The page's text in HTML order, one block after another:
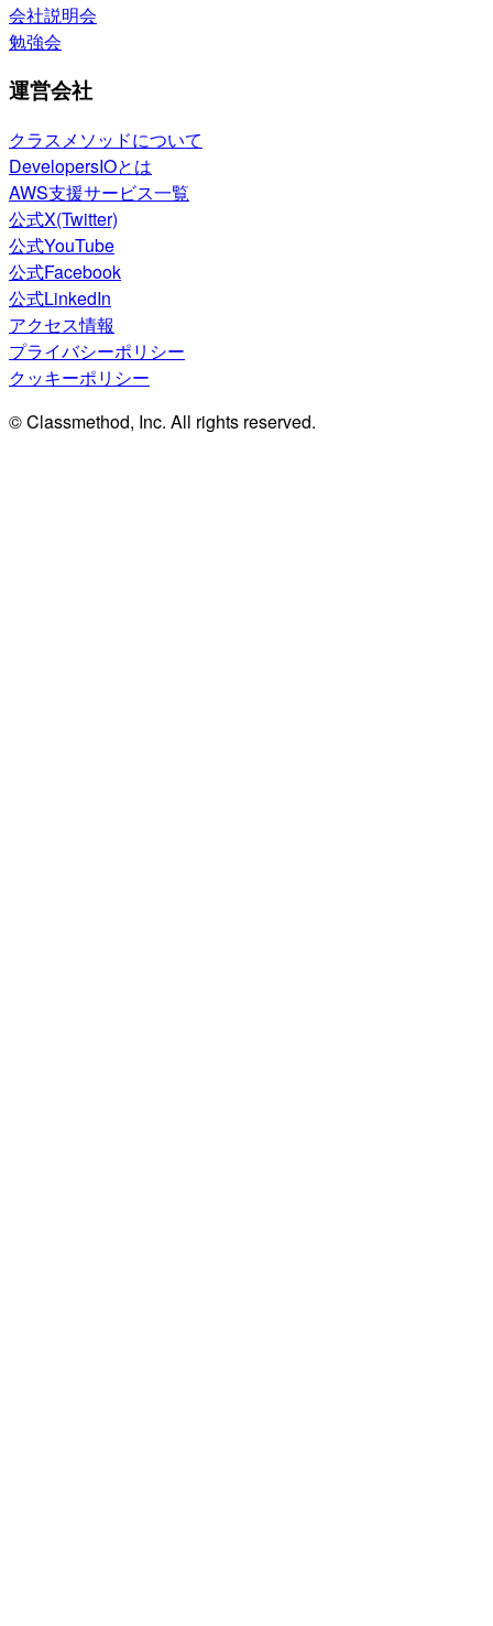
会社説明会
勉強会
運営会社
クラスメソッドについて
DevelopersIOとは
AWS支援サービス一覧
公式X(Twitter)
公式YouTube
公式Facebook
公式LinkedIn
アクセス情報
プライバシーポリシー
クッキーポリシー
© Classmethod, Inc. All rights reserved.